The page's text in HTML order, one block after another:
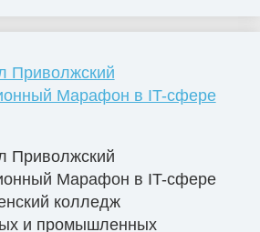
Приволжский
Марафон в IT-сфере
Приволжский
Марафон в IT-сфере
колледж
и промышленных